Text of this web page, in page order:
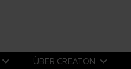
ÜBER CREATON